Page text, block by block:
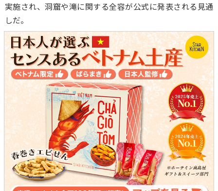
実施され、洞窟や滝に関する全容が公式に発表される見通
しだ。